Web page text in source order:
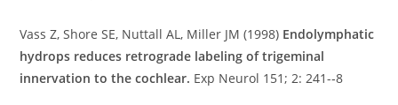
Vass Z, Shore SE, Nuttall AL, Miller JM (1998) Endolymphatic
hydrops reduces retrograde labeling of trigeminal
innervation to the cochlear. Exp Neurol 151; 2: 241-­‐8